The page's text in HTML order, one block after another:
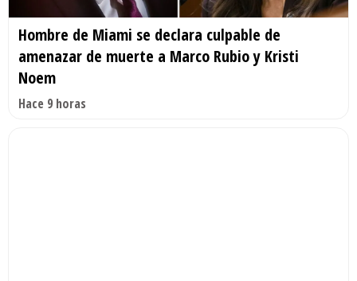
Hombre de Miami se declara culpable de
amenazar de muerte a Marco Rubio y Kristi
Noem
Hace 9 horas